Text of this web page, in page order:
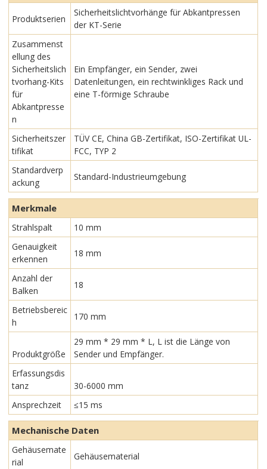
Produktserien
Sicherheitslichtvorhänge für Abkantpressen
der KT-Serie
Zusammenst
ellung des
Sicherheitslich
tvorhang-Kits
für
Abkantpresse
n
Ein Empfänger, ein Sender, zwei
Datenleitungen, ein rechtwinkliges Rack und
eine T-förmige Schraube
Sicherheitszer
tifikat
TÜV CE, China GB-Zertifikat, ISO-Zertifikat UL-
FCC, TYP 2
Standardverp
ackung
Standard-Industrieumgebung
Merkmale
Strahlspalt
10 mm
Genauigkeit
erkennen
18 mm
Anzahl der
Balken
18
Betriebsbereic
h
170 mm
Produktgröße
29 mm * 29 mm * L, L ist die Länge von
Sender und Empfänger.
Erfassungsdis
tanz
30-6000 mm
Ansprechzeit
≤15 ms
Mechanische Daten
Gehäusemate
rial
Gehäusematerial